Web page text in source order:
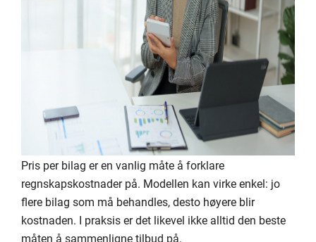
Pris per bilag er en vanlig måte å forklare
regnskapskostnader på. Modellen kan virke enkel: jo
flere bilag som må behandles, desto høyere blir
kostnaden. I praksis er det likevel ikke alltid den beste
måten å sammenligne tilbud på.